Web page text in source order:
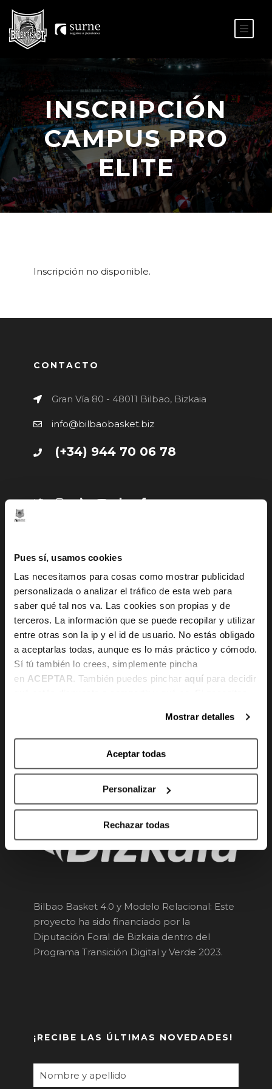
Pues sí, usamos cookies
Las necesitamos para cosas como mostrar publicidad
personalizada o analizar el tráfico de esta web para
saber qué tal nos va. Las cookies son propias y de
terceros. La información que se puede recopilar y utilizar
entre otras son la ip y el id de usuario. No estás obligado
a aceptarlas todas, aunque es lo más práctico y cómodo.
Sí tú también lo crees, simplemente pincha
en ACEPTAR. También puedes pinchar aquí para decidir
Mostrar detalles
Aceptar todas
Personalizar
Rechazar todas
INSCRIPCIÓN
CAMPUS PRO
ELITE
Inscripción no disponible.
CONTACTO
Gran Vía 80 - 48011 Bilbao, Bizkaia
info@bilbaobasket.biz
(+34) 944 70 06 78
Canal de denuncias
HORARIO
Te atendemos
De lunes a viernes
10:00h -14:00h
Bilbao Basket 4.0 y Modelo Relacional: Este
proyecto ha sido financiado por la
Diputación Foral de Bizkaia dentro del
Programa Transición Digital y Verde 2023.
¡RECIBE LAS ÚLTIMAS NOVEDADES!